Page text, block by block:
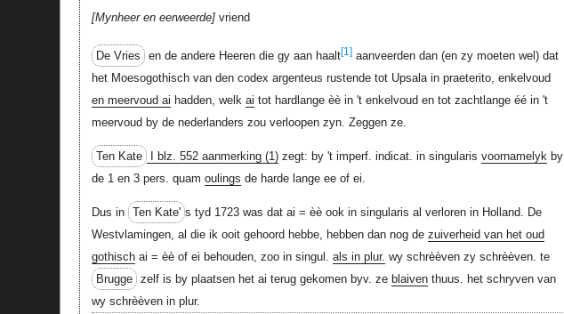
Mynheer en eerweerde vriend
De Vries en de andere Heeren die gy aan haalt[1]aanveerden dan (en zy moeten wel) dat
het Moesogothisch van den codex argenteus rustende tot Upsala in praeterito, enkelvoud
en meervoud ai hadden, welk ai tot hardlange èè in 't enkelvoud en tot zachtlange éé in 't
meervoud by de nederlanders zou verloopen zyn. Zeggen ze.
Ten Kate I blz. 552 aanmerking (1)zegt: by 't imperf. indicat. in singularis voornamelykby
de 1 en 3 pers. quam oulings de harde lange ee of ei.
Dus in Ten Kate' s tyd 1723 was dat ai = èè ook in singularis al verloren in Holland. De
Westvlamingen, al die ik ooit gehoord hebbe, hebben dan nog de zuiverheid van het oud
gothischai = èè of ei behouden, zoo in singul. als in plur. wy schrèèven zy schrèèven. te
Brugge zelf is by plaatsen het ai terug gekomen byv. ze blaiventhuus. het schryven van
wy schrèèven in plur.